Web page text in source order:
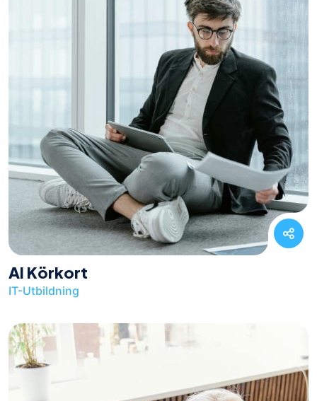
AI Körkort
IT-Utbildning